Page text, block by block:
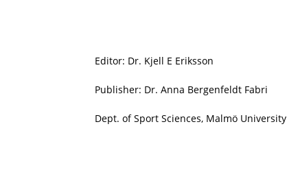
Editor: Dr. Kjell E Eriksson
Publisher: Dr. Anna Bergenfeldt Fabri
Dept. of Sport Sciences, Malmö University